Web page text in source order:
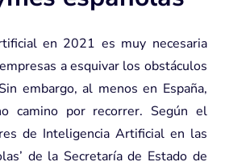
en 2021 es muy necesaria
a esquivar los obstáculos
embargo, al menos en España,
camino por recorrer. Según el
de Inteligencia Artificial en las
’ de la Secretaría de Estado de